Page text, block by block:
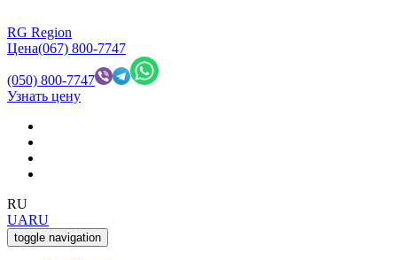
RG Region
Цена(067) 800-7747
(050) 800-7747
Узнать цену
RU
UARU
toggle navigation